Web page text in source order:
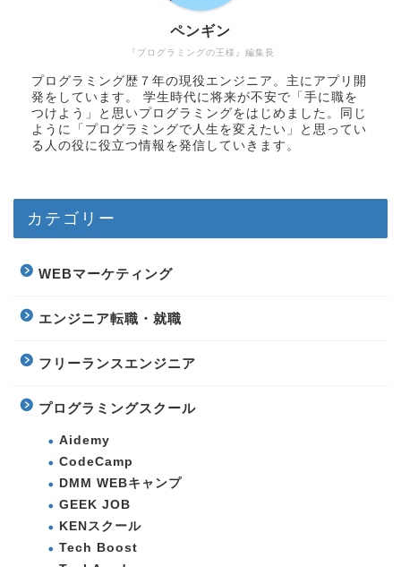
『プログラミングの王様』編集長
ペンギン
プログラミング歴７年の現役エンジニア。主にアプリ開
発をしています。 学生時代に将来が不安で「手に職を
つけよう」と思いプログラミングをはじめました。同じ
ように「プログラミングで人生を変えたい」と思ってい
る人の役に役立つ情報を発信していきます。
カテゴリー
WEBマーケティング
エンジニア転職・就職
フリーランスエンジニア
プログラミングスクール
Aidemy
CodeCamp
DMM WEBキャンプ
GEEK JOB
KENスクール
Tech Boost